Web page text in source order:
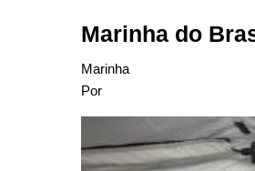
Marinha do
Marinha
Por